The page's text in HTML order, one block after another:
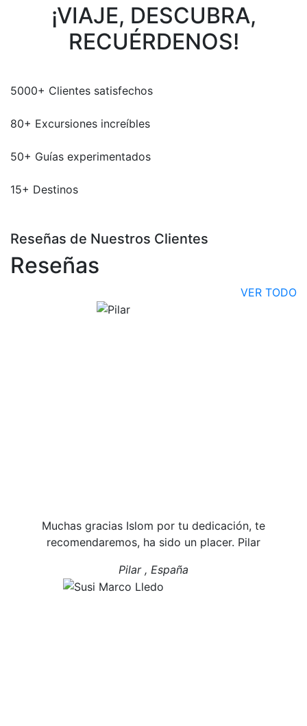
¡VIAJE, DESCUBRA,
RECUÉRDENOS!
5000+ Clientes satisfechos
80+ Excursiones increíbles
50+ Guías experimentados
15+ Destinos
Reseñas de Nuestros Clientes
Reseñas
VER TODO
Muchas gracias Islom por tu dedicación, te
recomendaremos, ha sido un placer. Pilar
Pilar , España